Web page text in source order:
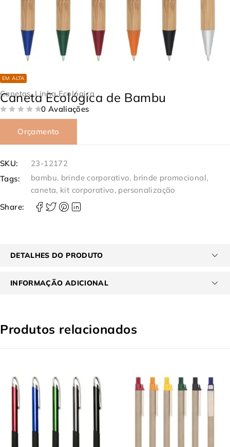
EM ALTA
Canetas, Linha Ecológica
Caneta Ecológica de Bambu
0 Avaliações
Orçamento
SKU:
23-12172
Tags:
bambu, brinde corporativo, brinde promocional,
caneta, kit corporativo, personalização
Share:
DETALHES DO PRODUTO
INFORMAÇÃO ADICIONAL
Produtos relacionados